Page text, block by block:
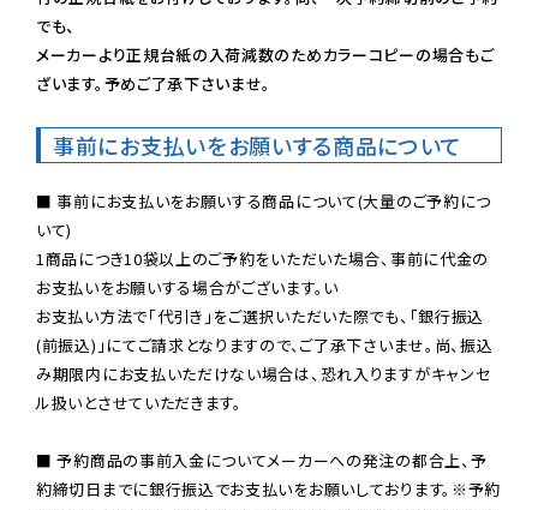
でも、
メーカーより正規台紙の入荷減数のためカラーコピーの場合もご
ざいます。予めご了承下さいませ。
事前にお支払いをお願いする商品について
■ 事前にお支払いをお願いする商品について(大量のご予約につ
いて)
1商品につき10袋以上のご予約をいただいた場合、事前に代金の
お支払いをお願いする場合がございます。い
お支払い方法で「代引き」をご選択いただいた際でも、「銀行振込
(前振込)」にてご請求となりますので、ご了承下さいませ。尚、振込
み期限内にお支払いただけない場合は、恐れ入りますがキャンセ
ル扱いとさせていただきます。
■ 予約商品の事前入金についてメーカーへの発注の都合上、予
約締切日までに銀行振込でお支払いをお願いしております。※予約